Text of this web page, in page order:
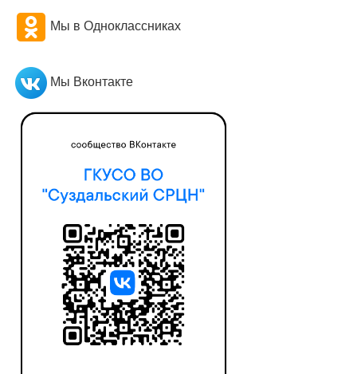
Мы в Одноклассниках
Мы Вконтакте